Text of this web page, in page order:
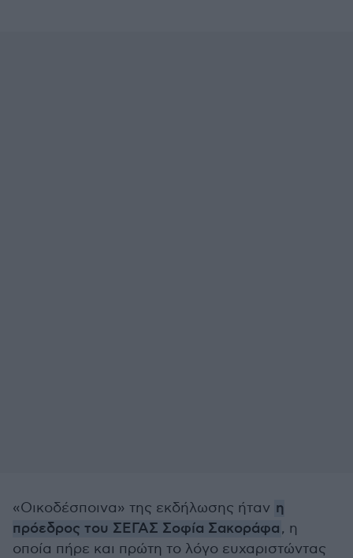
«Οικοδέσποινα» της εκδήλωσης ήταν η
πρόεδρος του ΣΕΓΑΣ Σοφία Σακοράφα, η
οποία πήρε και πρώτη το λόγο ευχαριστώντας